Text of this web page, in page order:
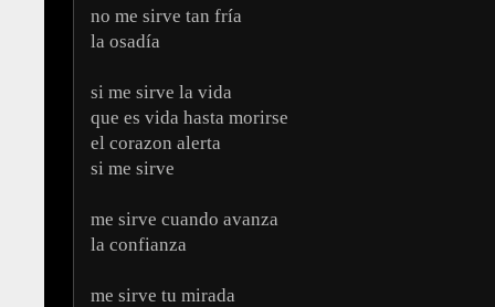
no me sirve tan fría
la osadía
si me sirve la vida
que es vida hasta morirse
el corazon alerta
si me sirve
me sirve cuando avanza
la confianza
me sirve tu mirada